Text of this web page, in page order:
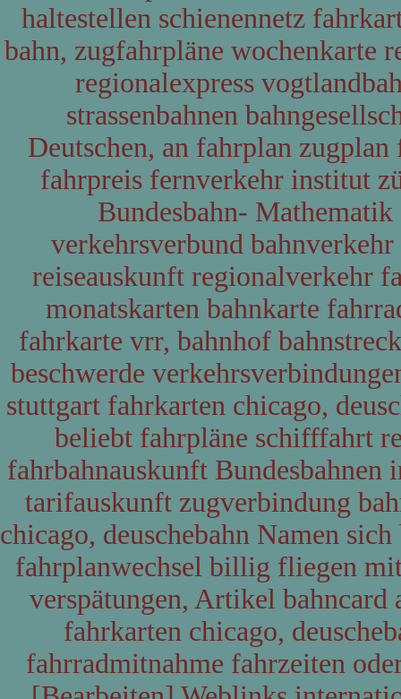
haltestellen schienennetz
bahn, zugfahrpläne wochenkarte
regionalexpress
strassenbahnen
Deutschen, an fahrplan
fahrpreis fernverkehr institut
Bundesbahn-
verkehrsverbund
reiseauskunft regionalverkehr
monatskarten bahnkarte
fahrkarte vrr, bahnhof
beschwerde
stuttgart fahrkarten chicago,
beliebt fahrpläne schifffahrt
fahrbahnauskunft Bundesbahnen
tarifauskunft zugverbindung
chicago, deuschebahn Namen
fahrplanwechsel billig fliegen
verspätungen, Artikel bahncard
fahrkarten chicago,
fahrradmitnahme fahrzeiten